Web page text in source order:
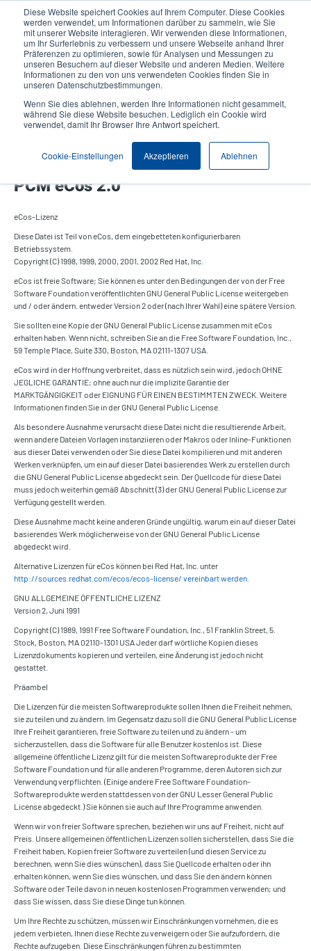
Diese Website speichert Cookies auf Ihrem Computer. Diese Cookies
werden verwendet, um Informationen darüber zu sammeln, wie Sie
mit unserer Website interagieren. Wir verwenden diese Informationen,
um Ihr Surferlebnis zu verbessern und unsere Webseite anhand Ihrer
Präferenzen zu optimieren, sowie für Analysen und Messungen zu
unseren Besuchern auf dieser Website und anderen Medien. Weitere
Informationen zu den von uns verwendeten Cookies finden Sie in
unseren Datenschutzbestimmungen.
Wenn Sie dies ablehnen, werden Ihre Informationen nicht gesammelt,
während Sie diese Website besuchen. Lediglich ein Cookie wird
verwendet, damit Ihr Browser Ihre Antwort speichert.
Cookie-Einstellungen Akzeptieren Ablehnen
User
account
menu
User
Header
Produktsuche Kontakt
PCM eCos 2.0
PCM eCos 2.0
eCos-Lizenz
Diese Datei ist Teil von eCos, dem eingebetteten konfigurierbaren
Betriebssystem.
Copyright (C) 1998, 1999, 2000, 2001, 2002 Red Hat, Inc.
eCos ist freie Software; Sie können es unter den Bedingungen der von der Free
Software Foundation veröffentlichten GNU General Public License weitergeben
und / oder ändern. entweder Version 2 oder (nach Ihrer Wahl) eine spätere Version.
Sie sollten eine Kopie der GNU General Public License zusammen mit eCos
erhalten haben. Wenn nicht, schreiben Sie an die Free Software Foundation, Inc.,
59 Temple Place, Suite 330, Boston, MA 02111-1307 USA.
eCos wird in der Hoffnung verbreitet, dass es nützlich sein wird, jedoch OHNE
JEGLICHE GARANTIE; ohne auch nur die implizite Garantie der
MARKTGÄNGIGKEIT oder EIGNUNG FÜR EINEN BESTIMMTEN ZWECK. Weitere
Informationen finden Sie in der GNU General Public License.
Als besondere Ausnahme verursacht diese Datei nicht die resultierende Arbeit,
wenn andere Dateien Vorlagen instanziieren oder Makros oder Inline-Funktionen
aus dieser Datei verwenden oder Sie diese Datei kompilieren und mit anderen
Werken verknüpfen, um ein auf dieser Datei basierendes Werk zu erstellen durch
die GNU General Public License abgedeckt sein. Der Quellcode für diese Datei
muss jedoch weiterhin gemäß Abschnitt (3) der GNU General Public License zur
Verfügung gestellt werden.
Diese Ausnahme macht keine anderen Gründe ungültig, warum ein auf dieser Datei
basierendes Werk möglicherweise von der GNU General Public License
abgedeckt wird.
Alternative Lizenzen für eCos können bei Red Hat, Inc. unter
http://sources.redhat.com/ecos/ecos-license/ vereinbart werden.
GNU ALLGEMEINE ÖFFENTLICHE LIZENZ
Version 2, Juni 1991
Copyright (C) 1989, 1991 Free Software Foundation, Inc., 51 Franklin Street, 5.
Stock, Boston, MA 02110-1301 USA Jeder darf wörtliche Kopien dieses
Lizenzdokuments kopieren und verteilen, eine Änderung ist jedoch nicht
gestattet.
Präambel
Die Lizenzen für die meisten Softwareprodukte sollen Ihnen die Freiheit nehmen,
sie zu teilen und zu ändern. Im Gegensatz dazu soll die GNU General Public License
Ihre Freiheit garantieren, freie Software zu teilen und zu ändern - um
sicherzustellen, dass die Software für alle Benutzer kostenlos ist. Diese
allgemeine öffentliche Lizenz gilt für die meisten Softwareprodukte der Free
Software Foundation und für alle anderen Programme, deren Autoren sich zur
Verwendung verpflichten. (Einige andere Free Software Foundation-
Softwareprodukte werden stattdessen von der GNU Lesser General Public
License abgedeckt.) Sie können sie auch auf Ihre Programme anwenden.
Wenn wir von freier Software sprechen, beziehen wir uns auf Freiheit, nicht auf
Preis. Unsere allgemeinen öffentlichen Lizenzen sollen sicherstellen, dass Sie die
Freiheit haben, Kopien freier Software zu verteilen (und diesen Service zu
berechnen, wenn Sie dies wünschen), dass Sie Quellcode erhalten oder ihn
erhalten können, wenn Sie dies wünschen, und dass Sie den ändern können
Software oder Teile davon in neuen kostenlosen Programmen verwenden; und
dass Sie wissen, dass Sie diese Dinge tun können.
Um Ihre Rechte zu schützen, müssen wir Einschränkungen vornehmen, die es
jedem verbieten, Ihnen diese Rechte zu verweigern oder Sie aufzufordern, die
Rechte aufzugeben. Diese Einschränkungen führen zu bestimmten